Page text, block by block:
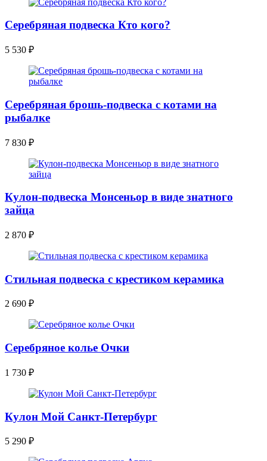
Серебряная подвеска Кто кого?
5 530 ₽
Серебряная брошь-подвеска с котами на
рыбалке
7 830 ₽
Кулон-подвеска Монсеньор в виде знатного
зайца
2 870 ₽
Стильная подвеска с крестиком керамика
2 690 ₽
Серебряное колье Очки
1 730 ₽
Кулон Мой Санкт-Петербург
5 290 ₽